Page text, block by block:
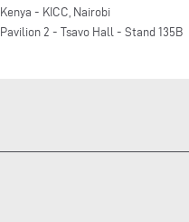
Kenya - KICC, Nairobi
Pavilion 2 - Tsavo Hall - Stand 135B